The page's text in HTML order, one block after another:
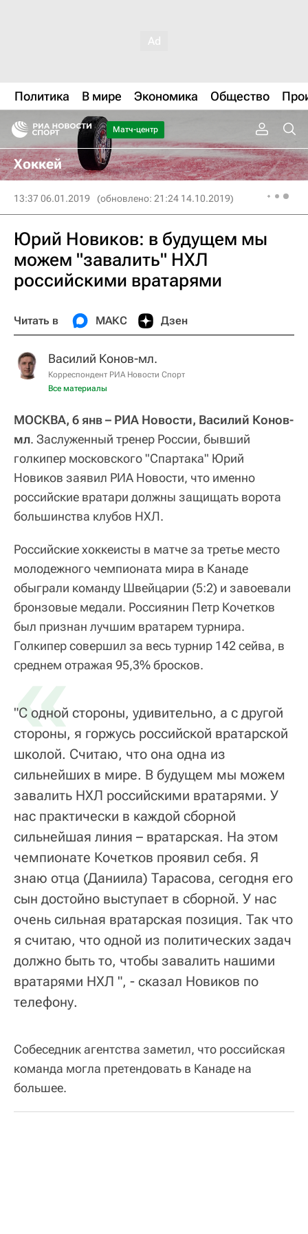
Политика В мире Экономика Общество
Матч-центр
Хоккей
13:37 06.01.2019 (обновлено: 21:24 14.10.2019)
Юрий Новиков: в будущем мы
можем "завалить" НХЛ
российскими вратарями
Читать в МАКС Дзен
Василий Конов-мл.
Корреспондент РИА Новости Спорт
Все материалы
МОСКВА, 6 янв – РИА Новости, Василий Конов-
мл. Заслуженный тренер России, бывший
голкипер московского "Спартака" Юрий
Новиков заявил РИА Новости, что именно
российские вратари должны защищать ворота
большинства клубов НХЛ.
Российские хоккеисты в матче за третье место
молодежного чемпионата мира в Канаде
обыграли команду Швейцарии (5:2) и завоевали
бронзовые медали. Россиянин Петр Кочетков
был признан лучшим вратарем турнира.
Голкипер совершил за весь турнир 142 сейва, в
среднем отражая 95,3% бросков.
«
"С одной стороны, удивительно, а с другой
стороны, я горжусь российской вратарской
школой. Считаю, что она одна из
сильнейших в мире. В будущем мы можем
завалить НХЛ российскими вратарями. У
нас практически в каждой сборной
сильнейшая линия – вратарская. На этом
чемпионате Кочетков проявил себя. Я
знаю отца (Даниила) Тарасова, сегодня его
сын достойно выступает в сборной. У нас
очень сильная вратарская позиция. Так что
я считаю, что одной из политических задач
должно быть то, чтобы завалить нашими
вратарями НХЛ ", - сказал Новиков по
телефону.
Собеседник агентства заметил, что российская
команда могла претендовать в Канаде на
большее.